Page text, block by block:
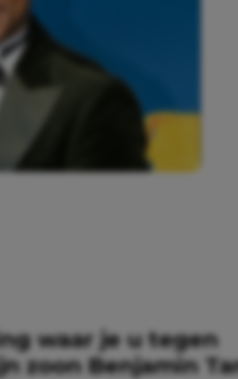
waar je u tegen
zoon Benjamin